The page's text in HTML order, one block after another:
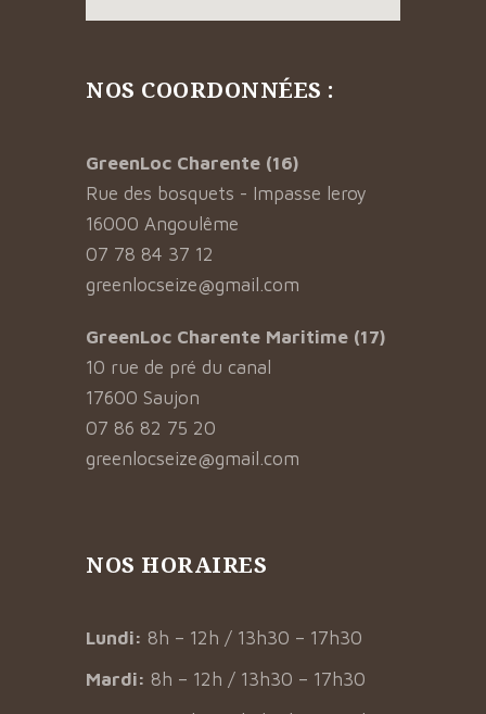
NOS COORDONNÉES :
GreenLoc Charente (16)
Rue des bosquets - Impasse leroy
16000 Angoulême
07 78 84 37 12
greenlocseize@gmail.com
GreenLoc Charente Maritime (17)
10 rue de pré du canal
17600 Saujon
07 86 82 75 20
greenlocseize@gmail.com
NOS HORAIRES
Lundi: 8h – 12h / 13h30 – 17h30
Mardi: 8h – 12h / 13h30 – 17h30